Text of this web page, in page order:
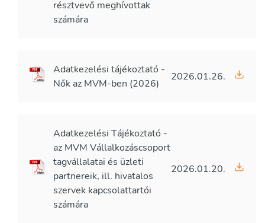
résztvevő meghívottak
számára
Adatkezelési tájékoztató -
Nők az MVM-ben (2026)
2026.01.26.
Adatkezelési Tájékoztató -
az MVM Vállalkozáscsoport
tagvállalatai és üzleti
partnereik, ill. hivatalos
szervek kapcsolattartói
számára
2026.01.20.